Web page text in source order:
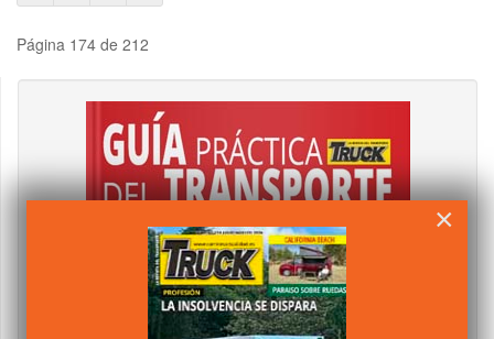
Página 174 de 212
×